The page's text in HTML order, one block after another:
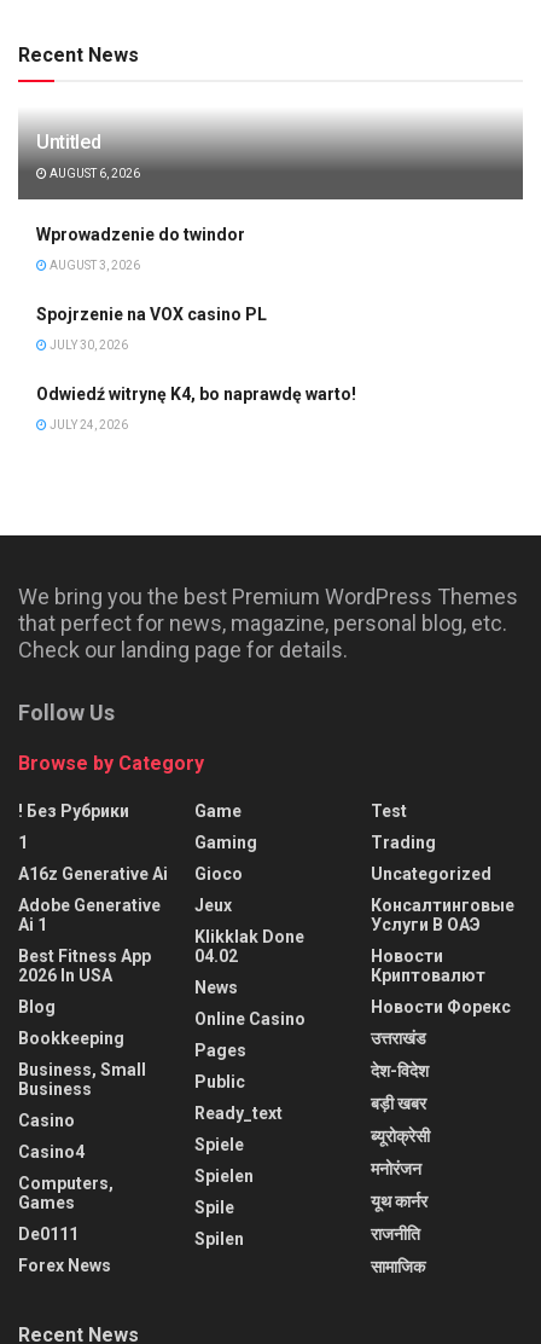
Recent News
Untitled
AUGUST 6, 2026
Wprowadzenie do twindor
AUGUST 3, 2026
Spojrzenie na VOX casino PL
JULY 30, 2026
Odwiedź witrynę K4, bo naprawdę warto!
JULY 24, 2026
We bring you the best Premium WordPress Themes
that perfect for news, magazine, personal blog, etc.
Check our landing page for details.
Follow Us
Browse by Category
! Без Рубрики
1
A16z Generative Ai
Adobe Generative
Ai 1
Best Fitness App
2026 In USA
Blog
Bookkeeping
Business, Small
Business
Casino
Casino4
Computers,
Games
De0111
Forex News
Game
Gaming
Gioco
Jeux
Klikklak Done
04.02
News
Online Casino
Pages
Public
Ready_text
Spiele
Spielen
Spile
Spilen
Test
Trading
Uncategorized
Консалтинговые
Услуги В ОАЭ
Новости
Криптовалют
Новости Форекс
उत्तराखंड
देश-विदेश
बड़ी खबर
ब्यूरोक्रेसी
मनोरंजन
यूथ कार्नर
राजनीति
सामाजिक
Recent News